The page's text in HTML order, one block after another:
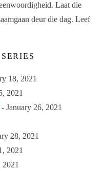
Laat die
deur die dag. Leef
18, 2021
2021
- January 26, 2021
28, 2021
2021